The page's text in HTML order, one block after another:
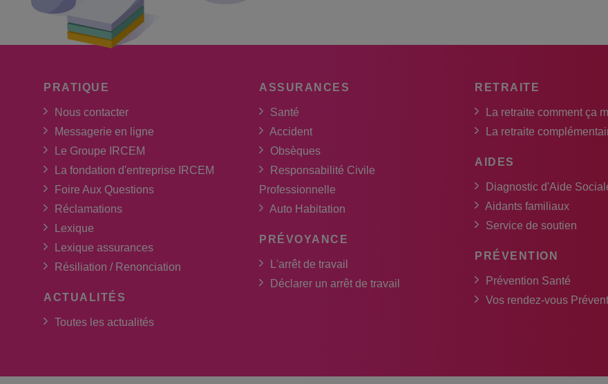
PRATIQUE
Nous contacter
Messagerie en ligne
Le Groupe IRCEM
La fondation d'entreprise IRCEM
Foire Aux Questions
Réclamations
Lexique
Lexique assurances
Résiliation / Renonciation
ACTUALITÉS
Toutes les actualités
ASSURANCES
Santé
Accident
Obsèques
Responsabilité Civile
Professionnelle
Auto Habitation
PRÉVOYANCE
L'arrêt de travail
Déclarer un arrêt de travail
RETRAITE
La retraite comment ça
La retraite
AIDES
Diagnostic d'Aide
Aidants familiaux
Service de soutien
PRÉVENTION
Prévention Santé
Vos rendez-vous